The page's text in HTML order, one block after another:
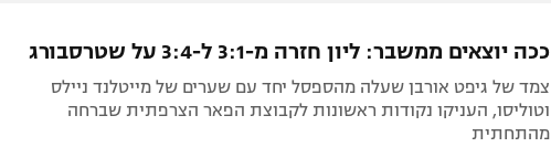
ככה יוצאים ממשבר: ליון חזרה מ-3:1 ל-3:4 על שטרסבורג
צמד של גיפט אורבן שעלה מהספסל יחד עם שערים של מייטלנד ניילס
וטוליסו, העניקו נקודות ראשונות לקבוצת הפאר הצרפתית שברחה
מהתחתית